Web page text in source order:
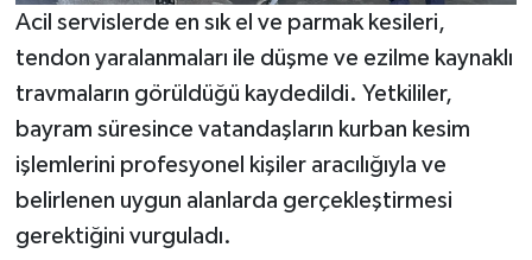
Acil servislerde en sık el ve parmak kesileri,
tendon yaralanmaları ile düşme ve ezilme kaynaklı
travmaların görüldüğü kaydedildi. Yetkililer,
bayram süresince vatandaşların kurban kesim
işlemlerini profesyonel kişiler aracılığıyla ve
belirlenen uygun alanlarda gerçekleştirmesi
gerektiğini vurguladı.